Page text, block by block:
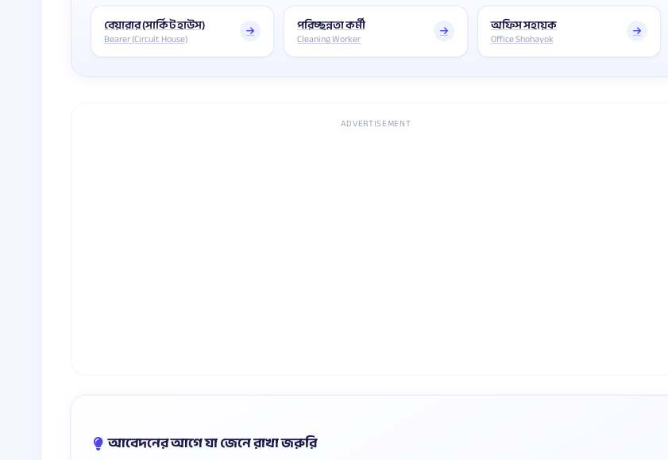
বেয়ারার (সার্কিট হাউস)
Bearer (Circuit House)
পরিচ্ছন্নতা কর্মী
Cleaning Worker
অফিস সহায়ক
Office Shohayok
ADVERTISEMENT
আবেদনের আগে যা জেনে রাখা জরুরি